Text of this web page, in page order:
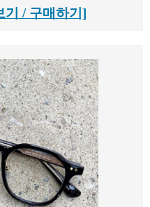
기 / 구매하기]